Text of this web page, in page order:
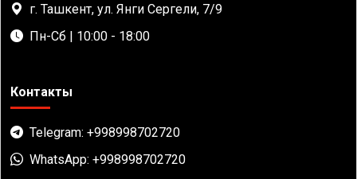
г. Ташкент, ул. Янги Сергели, 7/9
Пн-Сб | 10:00 - 18:00
Контакты
Telegram: +998998702720
WhatsApp: +998998702720